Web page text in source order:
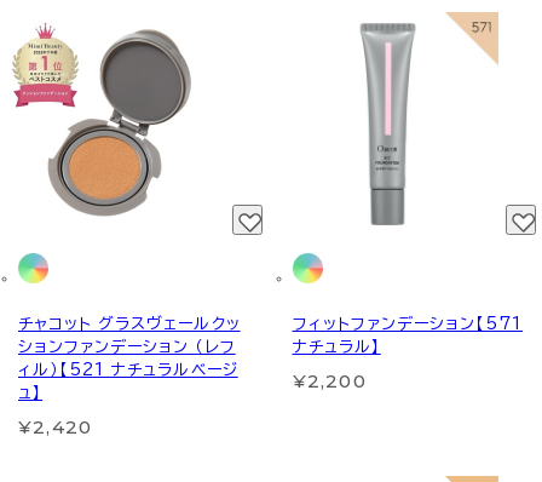
チャコット グラスヴェールクッ
ションファンデーション （レフ
ィル）【521 ナチュラルベージ
ュ】
¥2,420
フィットファンデーション【571
ナチュラル】
¥2,200